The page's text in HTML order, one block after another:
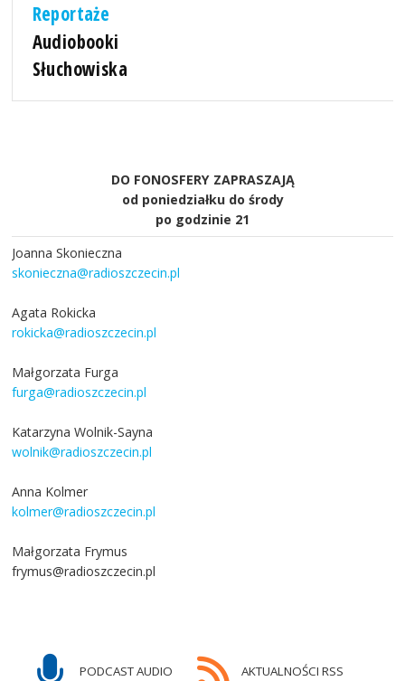
Reportaże
Audiobooki
Słuchowiska
DO FONOSFERY ZAPRASZAJĄ
od poniedziałku do środy
po godzinie 21
Joanna Skonieczna
skonieczna@radioszczecin.pl
Agata Rokicka
rokicka@radioszczecin.pl
Małgorzata Furga
furga@radioszczecin.pl
Katarzyna Wolnik-Sayna
wolnik@radioszczecin.pl
Anna Kolmer
kolmer@radioszczecin.pl
Małgorzata Frymus
frymus@radioszczecin.pl
PODCAST AUDIO AKTUALNOŚCI RSS